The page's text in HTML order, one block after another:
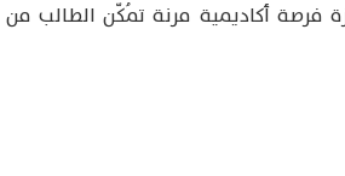
121 ساعة معتمدة. وتعُد هذه الميزة فرصة أكاديمية مرنة تمُكّن